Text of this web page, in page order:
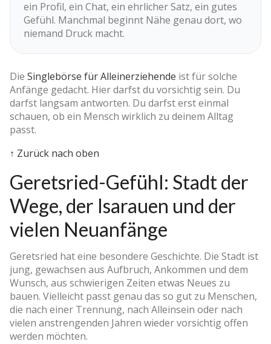
ein Profil, ein Chat, ein ehrlicher Satz, ein gutes
Gefühl. Manchmal beginnt Nähe genau dort, wo
niemand Druck macht.
Die Singlebörse für Alleinerziehende ist für solche
Anfänge gedacht. Hier darfst du vorsichtig sein. Du
darfst langsam antworten. Du darfst erst einmal
schauen, ob ein Mensch wirklich zu deinem Alltag
passt.
↑ Zurück nach oben
Geretsried-Gefühl: Stadt der
Wege, der Isarauen und der
vielen Neuanfänge
Geretsried hat eine besondere Geschichte. Die Stadt ist
jung, gewachsen aus Aufbruch, Ankommen und dem
Wunsch, aus schwierigen Zeiten etwas Neues zu
bauen. Vielleicht passt genau das so gut zu Menschen,
die nach einer Trennung, nach Alleinsein oder nach
vielen anstrengenden Jahren wieder vorsichtig offen
werden möchten.